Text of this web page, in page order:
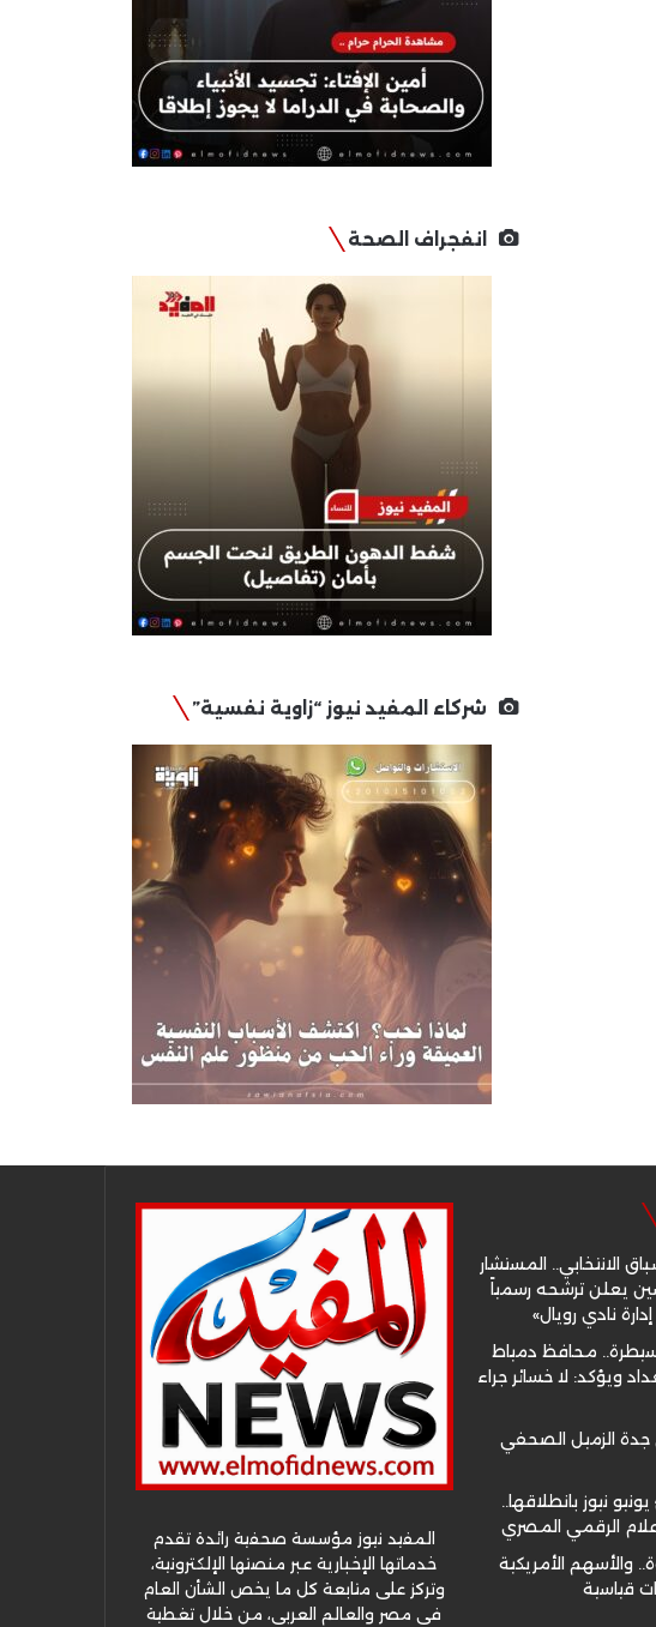
انفجراف الصحة
شركاء المفيد نيوز “زاوية نفسية”
الانتخابي.. المستشار
يعلن ترشحه رسمياً
نادي رويال»
محافظ دمياط
ويؤكد: لا خسائر جراء
جدة الزميل الصحفي
نيوز بانطلاقها..
الرقمي المصري
والأسهم الأمريكية
قياسية
المفيد نيوز مؤسسة صحفية رائدة تقدم
خدماتها الإخبارية عبر منصتها الإلكترونية،
وتركز على متابعة كل ما يخص الشأن العام
في مصر والعالم العربي، من خلال تغطية